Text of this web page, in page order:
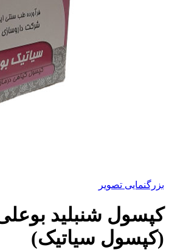
بزرگنمایی تصویر
کپسول شنبلید
(کپسول سیاتیک)